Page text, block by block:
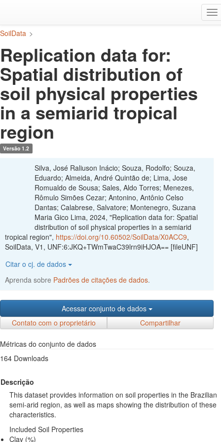
conteúdo
SoilData >
Replication data for:
Spatial distribution of
soil physical properties
in a semiarid tropical
region
Versão 1.2
Silva, José Raliuson Inácio; Souza, Rodolfo; Souza,
Eduardo; Almeida, André Quintão de; Lima, Jose
Romualdo de Sousa; Sales, Aldo Torres; Menezes,
Rômulo Simões Cezar; Antonino, Antônio Celso
Dantas; Calabrese, Salvatore; Montenegro, Suzana
Maria Gico Lima, 2024, "Replication data for: Spatial
distribution of soil physical properties in a semiarid
tropical region", https://doi.org/10.60502/SoilData/X0ACC9,
SoilData, V1, UNF:6:JKQ+TWmTwaC39lrn9iHJOA== [fileUNF]
Citar o cj. de dados
Aprenda sobre Padrões de citações de dados.
Acessar conjunto de dados
Contato com o proprietário
Compartilhar
Métricas do conjunto de dados
164 Downloads
Descrição
This dataset provides information on soil properties in the Brazilian
semi-arid region, as well as maps showing the distribution of these
characteristics.
Included Soil Properties
Clay (%)